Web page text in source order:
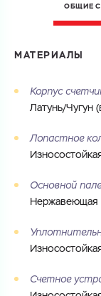
ОБЩИЕ
МАТЕРИАЛЫ
Корпус
Латунь/Чугун
Лопастное
Основной
Нержавеющая
Счетное